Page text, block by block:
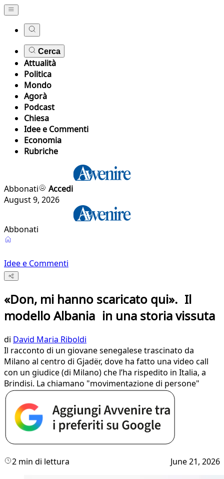
Cerca
Attualità
Politica
Mondo
Agorà
Podcast
Chiesa
Idee e Commenti
Economia
Rubriche
Abbonati
Accedi
August 9, 2026
Abbonati
Idee e Commenti
«Don, mi hanno scaricato qui». Il
modello Albania in una storia vissuta
di David Maria Riboldi
Il racconto di un giovane senegalese trascinato da
Milano al centro di Gjadër, dove ha fatto una video call
con un giudice (di Milano) che l’ha rispedito in Italia, a
Brindisi. La chiamano "movimentazione di persone"
2 min di lettura June 21, 2026